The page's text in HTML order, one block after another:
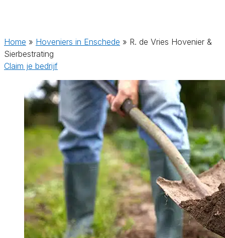
Home » Hoveniers in Enschede » R. de Vries Hovenier &
Sierbestrating
Claim je bedrijf